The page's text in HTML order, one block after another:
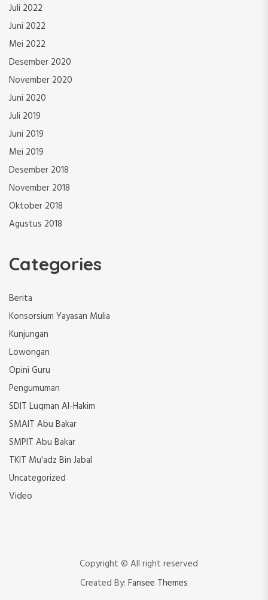
Juli 2022
Juni 2022
Mei 2022
Desember 2020
November 2020
Juni 2020
Juli 2019
Juni 2019
Mei 2019
Desember 2018
November 2018
Oktober 2018
Agustus 2018
Categories
Berita
Konsorsium Yayasan Mulia
Kunjungan
Lowongan
Opini Guru
Pengumuman
SDIT Luqman Al-Hakim
SMAIT Abu Bakar
SMPIT Abu Bakar
TKIT Mu'adz Bin Jabal
Uncategorized
Video
Copyright © All right reserved
Created By: Fansee Themes